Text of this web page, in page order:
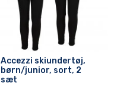
Accezzi skiundertøj,
børn/junior, sort, 2
sæt